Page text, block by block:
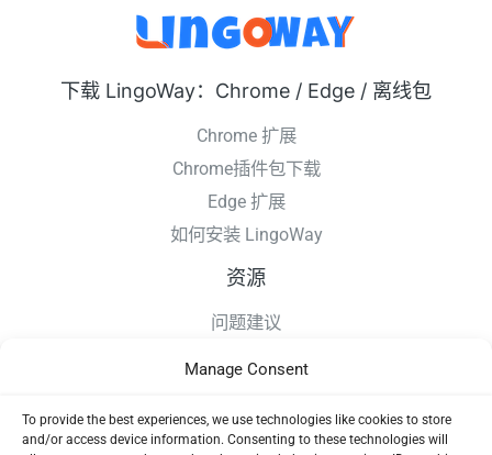
Manage Consent
To provide the best experiences, we use technologies like cookies to store
and/or access device information. Consenting to these technologies will
下载 LingoWay：Chrome / Edge / 离线包
Chrome 扩展
Chrome插件包下载
Edge 扩展
如何安装 LingoWay
资源
问题建议
隐私条款